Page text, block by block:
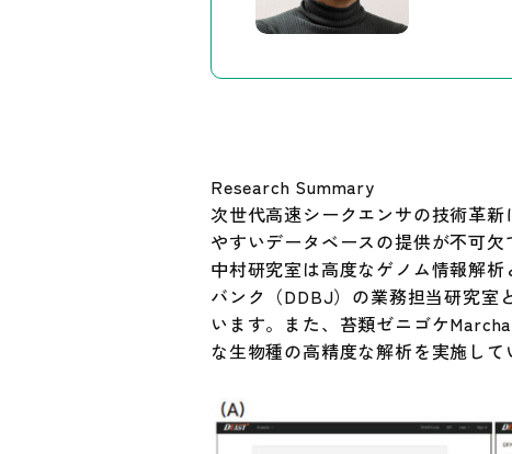
Research Summary
次世代高速シークエンサの技術革
やすいデータベースの提供が不可
中村研究室は高度なゲノム情報解
バンク（DDBJ）の業務担当研究室
います。また、苔類ゼニゴケ
な生物種の高精度な解析を実施して